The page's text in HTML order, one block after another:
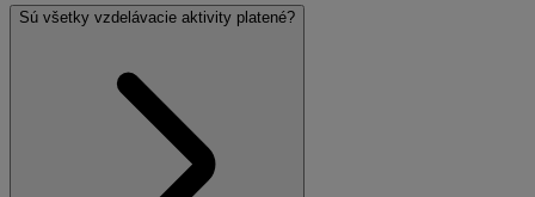
Sú všetky vzdelávacie aktivity platené?